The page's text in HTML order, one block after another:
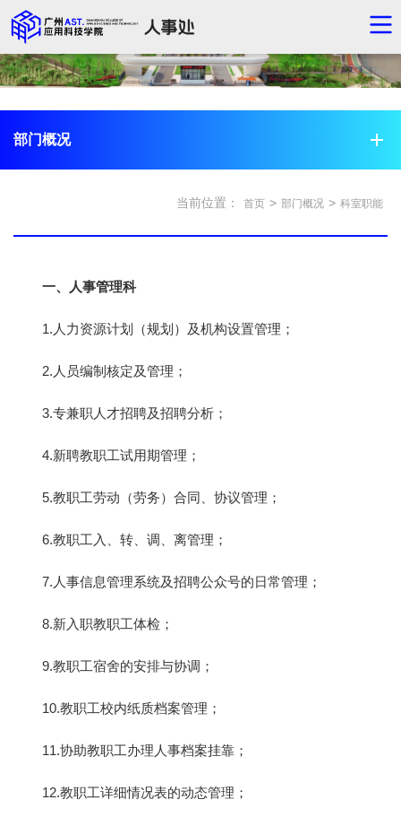
部门概况
当前位置： 首页 > 部门概况 > 科室职能
一、人事管理科
1.人力资源计划（规划）及机构设置管理；
2.人员编制核定及管理；
3.专兼职人才招聘及招聘分析；
4.新聘教职工试用期管理；
5.教职工劳动（劳务）合同、协议管理；
6.教职工入、转、调、离管理；
7.人事信息管理系统及招聘公众号的日常管理；
8.新入职教职工体检；
9.教职工宿舍的安排与协调；
10.教职工校内纸质档案管理；
11.协助教职工办理人事档案挂靠；
12.教职工详细情况表的动态管理；